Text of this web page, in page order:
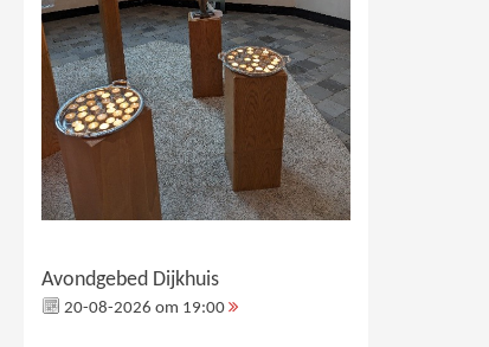
Avondgebed Dijkhuis
20-08-2026 om 19:00